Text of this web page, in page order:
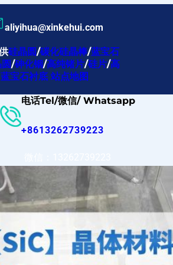
aliyihua@xinkehui.com
硅晶圆/碳化硅晶棒/蓝宝石
/砷化铟/高纯锗片/硅片/高
宝石衬底 站点地图
电话Tel/微信/ Whatsapp
+8613262739223